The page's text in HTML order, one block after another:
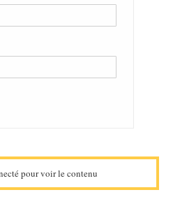
pour voir le contenu